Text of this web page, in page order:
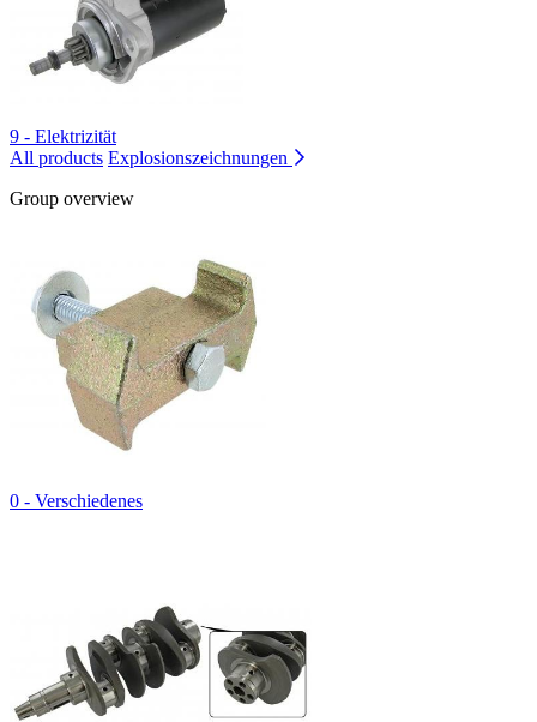
9 - Elektrizität
All products Explosionszeichnungen
Group overview
0 - Verschiedenes